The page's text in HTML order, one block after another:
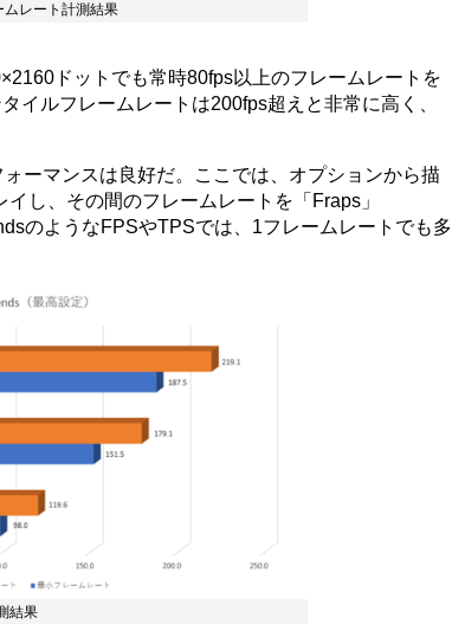
ムレート計測結果
ドットでも常時80fps以上のフレームレートを
イルフレームレートは200fps超えと非常に高く、
ーマンスは良好だ。ここでは、オプションから描
し、その間のフレームレートを「Fraps」
のようなFPSやTPSでは、1フレームレートでも多
結果